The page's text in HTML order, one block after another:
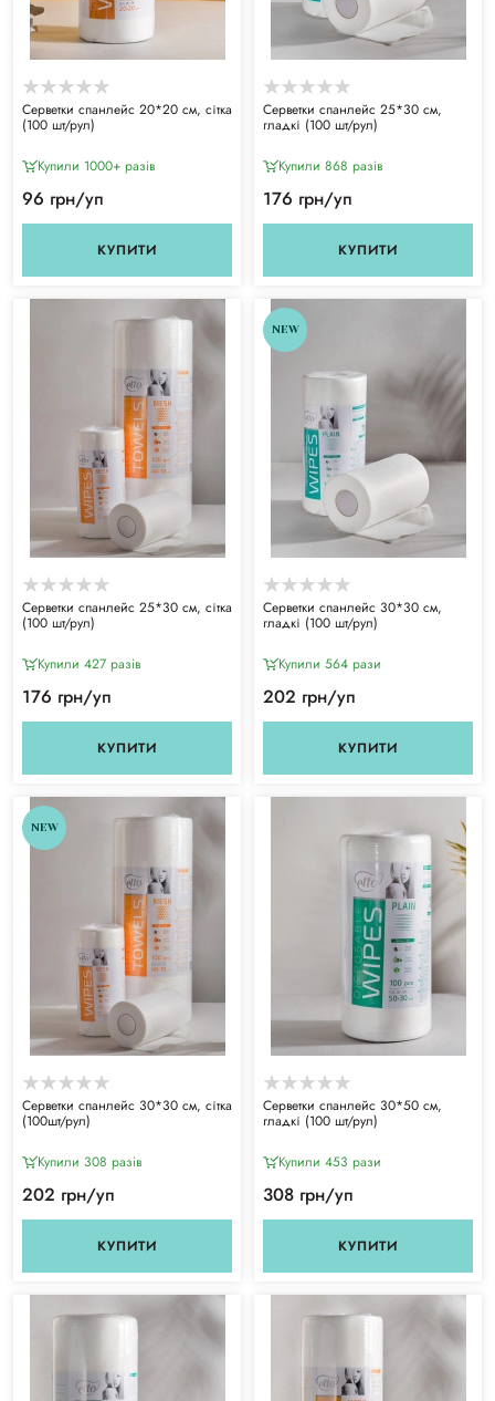
Серветки спанлейс 20*20 см, сітка
(100 шт/рул)
Купили 1000+ разiв
96 грн/уп
КУПИТИ
Серветки спанлейс 25*30 см,
гладкі (100 шт/рул)
Купили 868 разiв
176 грн/уп
КУПИТИ
Серветки спанлейс 25*30 см, сітка
(100 шт/рул)
Купили 427 разiв
176 грн/уп
КУПИТИ
NEW
Серветки спанлейс 30*30 см,
гладкі (100 шт/рул)
Купили 564 рази
202 грн/уп
КУПИТИ
NEW
Серветки спанлейс 30*30 см, сітка
(100шт/рул)
Купили 308 разiв
202 грн/уп
КУПИТИ
Серветки спанлейс 30*50 см,
гладкі (100 шт/рул)
Купили 453 рази
308 грн/уп
КУПИТИ